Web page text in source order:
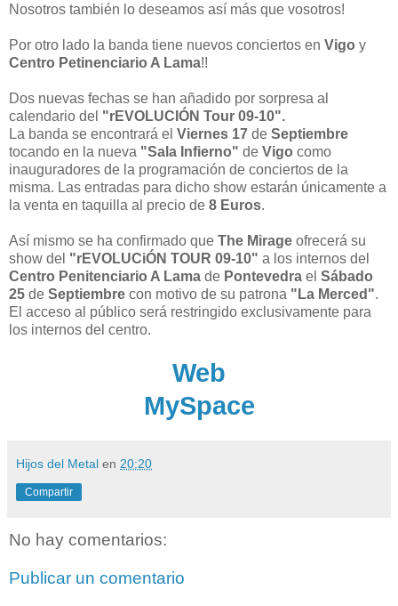
Nosotros también lo deseamos así más que vosotros!
Por otro lado la banda tiene nuevos conciertos en Vigo y
Centro Petinenciario A Lama!!
Dos nuevas fechas se han añadido por sorpresa al
calendario del "rEVOLUCIÓN Tour 09-10".
La banda se encontrará el Viernes 17 de Septiembre
tocando en la nueva "Sala Infierno" de Vigo como
inauguradores de la programación de conciertos de la
misma. Las entradas para dicho show estarán únicamente a
la venta en taquilla al precio de 8 Euros.
Así mismo se ha confirmado que The Mirage ofrecerá su
show del "rEVOLUCiÓN TOUR 09-10" a los internos del
Centro Penitenciario A Lama de Pontevedra el Sábado
25 de Septiembre con motivo de su patrona "La Merced".
El acceso al público será restringido exclusivamente para
los internos del centro.
Web
MySpace
Hijos del Metal en 20:20
Compartir
No hay comentarios:
Publicar un comentario